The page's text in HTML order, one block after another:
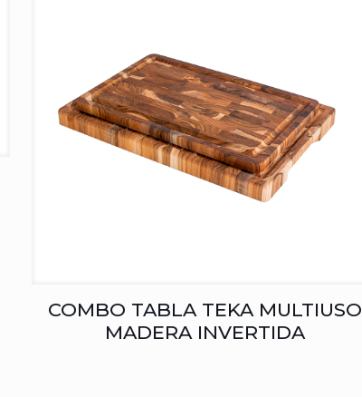
COMBO TABLA TEKA MULTIUSO
MADERA INVERTIDA